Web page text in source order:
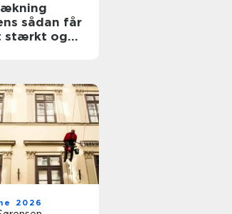
får
stærkt og
2026